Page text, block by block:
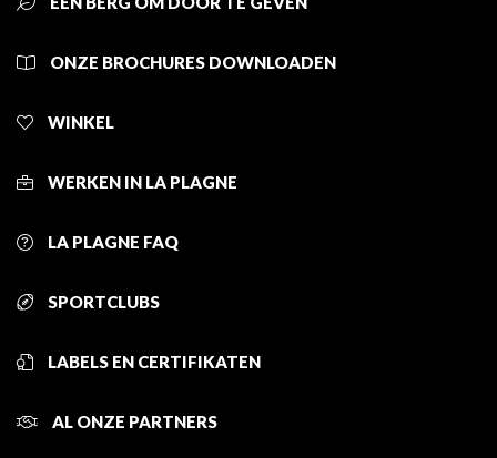
ONZE BROCHURES DOWNLOADEN
WINKEL
WERKEN IN LA PLAGNE
LA PLAGNE FAQ
SPORTCLUBS
LABELS EN CERTIFIKATEN
AL ONZE PARTNERS